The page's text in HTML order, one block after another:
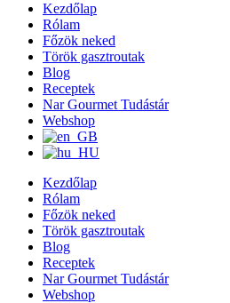
Kezdőlap
Rólam
Főzök neked
Török gasztroutak
Blog
Receptek
Nar Gourmet Tudástár
Webshop
Kezdőlap
Rólam
Főzök neked
Török gasztroutak
Blog
Receptek
Nar Gourmet Tudástár
Webshop